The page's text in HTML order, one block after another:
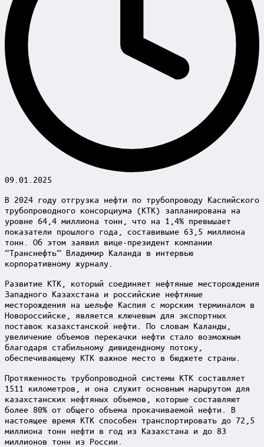
09.01.2025
В 2024 году отгрузка нефти по трубопроводу Каспийского
трубопроводного консорциума (КТК) запланирована на
уровне 64,4 миллиона тонн, что на 1,4% превышает
показатели прошлого года, составившие 63,5 миллиона
тонн. Об этом заявил вице-президент компании
“Транснефть” Владимир Каланда в интервью
корпоративному журналу.
Развитие КТК, который соединяет нефтяные месторождения
Западного Казахстана и российские нефтяные
месторождения на шельфе Каспия с морским терминалом в
Новороссийске, является ключевым для экспортных
поставок казахстанской нефти. По словам Каланды,
увеличение объемов перекачки нефти стало возможным
благодаря стабильному дивидендному потоку,
обеспечивающему КТК важное место в бюджете страны.
Протяженность трубопроводной системы КТК составляет
1511 километров, и она служит основным маршрутом для
казахстанских нефтяных объемов, которые составляют
более 80% от общего объема прокачиваемой нефти. В
настоящее время КТК способен транспортировать до 72,5
миллиона тонн нефти в год из Казахстана и до 83
миллионов тонн из России.